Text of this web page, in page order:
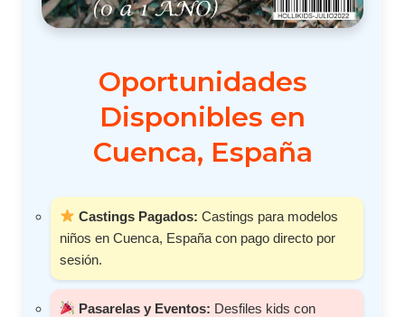
Oportunidades
Disponibles en
Cuenca, España
Castings Pagados: Castings para modelos
niños en Cuenca, España con pago directo por
sesión.
Pasarelas y Eventos: Desfiles kids con